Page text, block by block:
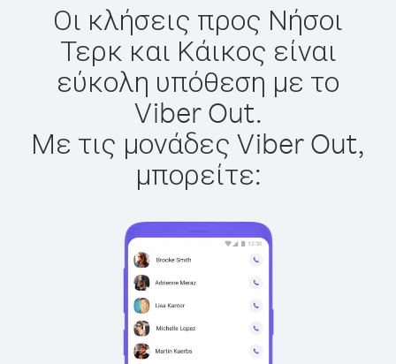
Οι κλήσεις προς Νήσοι
Τερκ και Κάικος είναι
εύκολη υπόθεση με το
Viber Out.
Με τις μονάδες Viber Out,
μπορείτε: